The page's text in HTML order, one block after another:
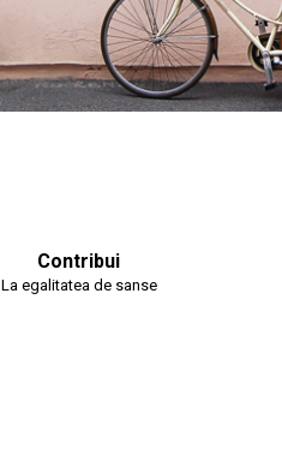
Contribui
La egalitatea de sanse